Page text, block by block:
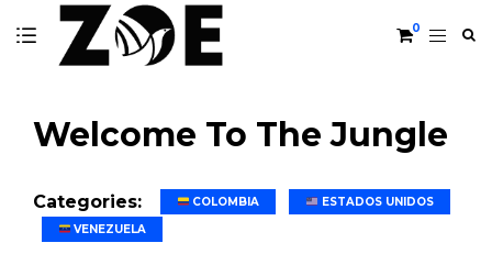
0
Welcome To The Jungle
Categories: COLOMBIA
ESTADOS UNIDOS
VENEZUELA